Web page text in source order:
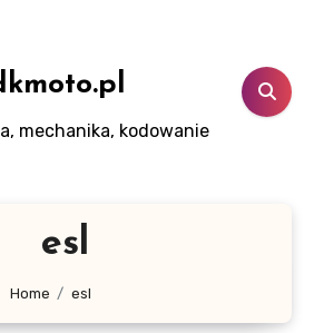
mechanika, kodowanie
esl
Home esl